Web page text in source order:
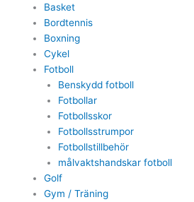
Basket
Bordtennis
Boxning
Cykel
Fotboll
Benskydd fotboll
Fotbollar
Fotbollsskor
Fotbollsstrumpor
Fotbollstillbehör
målvaktshandskar fotboll
Golf
Gym / Träning